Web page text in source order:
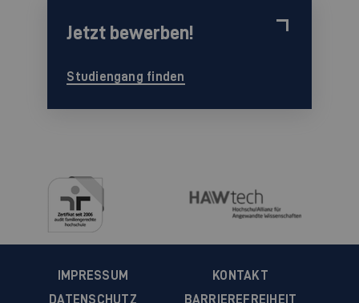
Jetzt bewerben!
Studiengang finden
IMPRESSUM
KONTAKT
DATENSCHUTZ
BARRIEREFREIHEIT